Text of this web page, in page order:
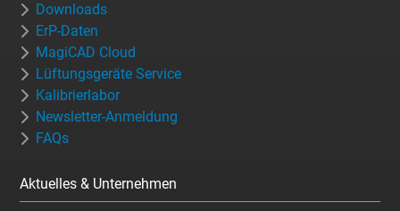
Downloads
ErP-Daten
MagiCAD Cloud
Lüftungsgeräte Service
Kalibrierlabor
Newsletter-Anmeldung
FAQs
Aktuelles & Unternehmen